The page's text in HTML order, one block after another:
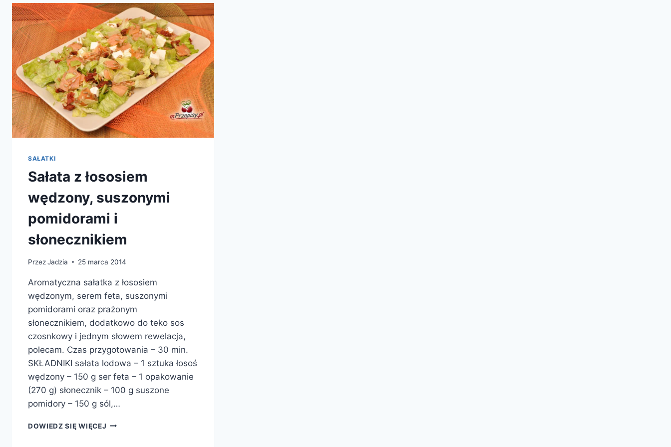
SAŁATKI
Sałata z łososiem
wędzony, suszonymi
pomidorami i
słonecznikiem
PrzezJadzia 25 marca 2014
Aromatyczna sałatka z łososiem
wędzonym, serem feta, suszonymi
pomidorami oraz prażonym
słonecznikiem, dodatkowo do teko sos
czosnkowy i jednym słowem rewelacja,
polecam. Czas przygotowania – 30 min.
SKŁADNIKI sałata lodowa – 1 sztuka łosoś
wędzony – 150 g ser feta – 1 opakowanie
(270 g) słonecznik – 100 g suszone
pomidory – 150 g sól,…
DOWIEDZ SIĘ WIĘCEJ SAŁATA